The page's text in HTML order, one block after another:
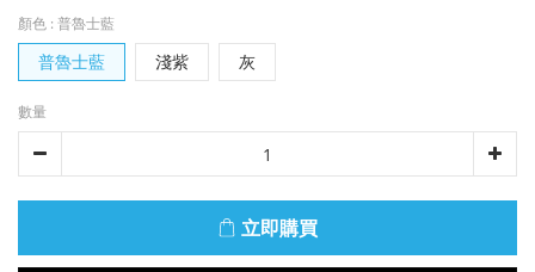
顏色 : 普魯士藍
普魯士藍 淺紫 灰
數量
立即購買